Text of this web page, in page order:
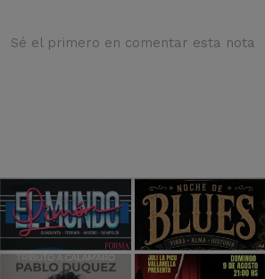
Sé el primero en comentar esta nota